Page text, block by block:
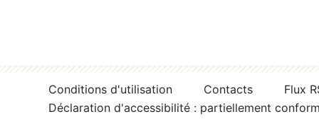
Conditions d'utilisation Contacts
Flux
Déclaration d'accessibilité : partiellement